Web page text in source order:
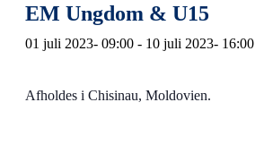
EM Ungdom & U15
01 juli 2023- 09:00 - 10 juli 2023- 16:00
Afholdes i Chisinau, Moldovien.